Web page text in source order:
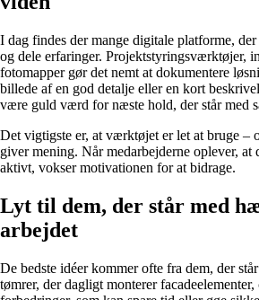
I dag findes der mange digitale platforme,
og dele erfaringer. Projektstyringsværktøjer,
fotomapper gør det nemt at dokumentere
billede af en god detalje eller en kort
være guld værd for næste hold, der står med
Det vigtigste er, at værktøjet er let at bruge –
giver mening. Når medarbejderne oplever, at
aktivt, vokser motivationen for at bidrage.
Lyt til dem, der står med
arbejdet
De bedste idéer kommer ofte fra dem, der
tømrer, der dagligt monterer facadeelementer,